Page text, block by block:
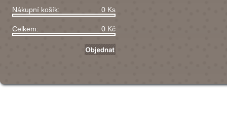
Nákupní košík: 0 Ks
Celkem: 0 Kč